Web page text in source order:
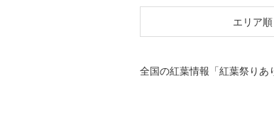
エリア順
全国の紅葉情報「紅葉祭りあ